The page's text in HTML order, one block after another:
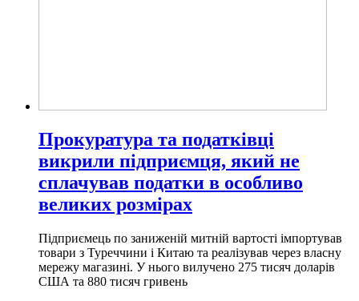
Прокуратура та податківці
викрили підприємця, який не
сплачував податки в особливо
великих розмірах
Підприємець по заниженій митній вартості імпортував
товари з Туреччини і Китаю та реалізував через власну
мережу магазині. У нього вилучено 275 тисяч доларів
США та 880 тисяч гривень